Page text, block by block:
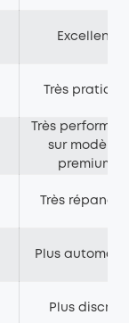
Excellent
Très pratique
Très
sur modèles
premium
Très
Plus
Plus discret